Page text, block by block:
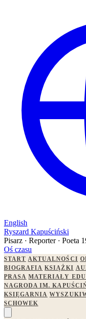
English
Ryszard Kapuściński
Pisarz · Reporter · Poeta
Oś czasu
START AKTUALNOŚCI
BIOGRAFIA KSIĄŻKI
PRASA MATERIAŁY
NAGRODA IM.
KSIĘGARNIA
SCHOWEK